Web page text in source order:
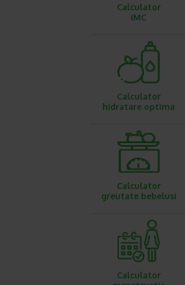
Calculator
IMC
Calculator
hidratare optima
Calculator
greutate bebelusi
Calculator